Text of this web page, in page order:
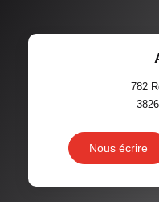
782
Nous écrire